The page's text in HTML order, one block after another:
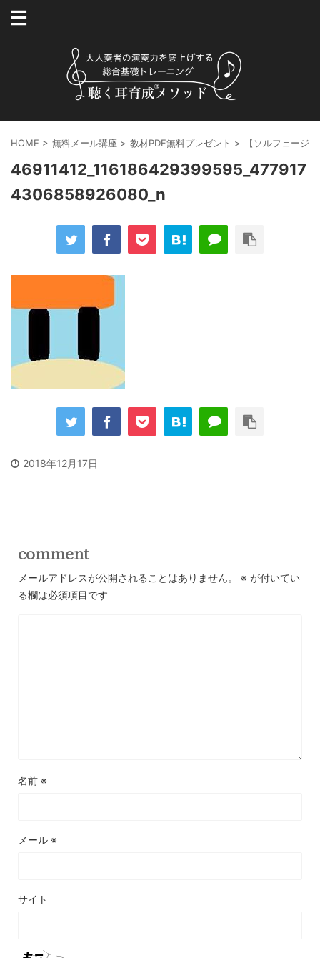
HOME > 無料メール講座 > 教材PDF無料プレゼント > 【ソルフェージ
46911412_116186429399595_477917
4306858926080_n
2018年12月17日
comment
メールアドレスが公開されることはありません。 ※ が付いてい
る欄は必須項目です
名前 ※
メール ※
サイト